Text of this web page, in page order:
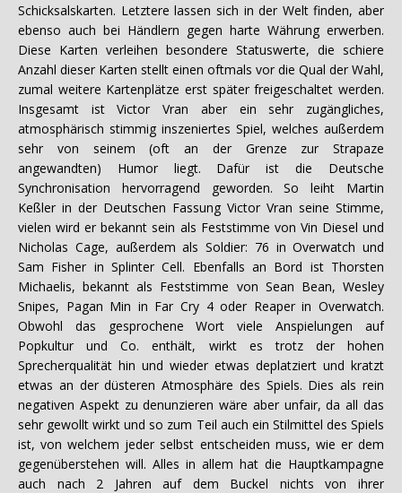
Schicksalskarten. Letztere lassen sich in der Welt finden, aber
ebenso auch bei Händlern gegen harte Währung erwerben.
Diese Karten verleihen besondere Statuswerte, die schiere
Anzahl dieser Karten stellt einen oftmals vor die Qual der Wahl,
zumal weitere Kartenplätze erst später freigeschaltet werden.
Insgesamt ist Victor Vran aber ein sehr zugängliches,
atmosphärisch stimmig inszeniertes Spiel, welches außerdem
sehr von seinem (oft an der Grenze zur Strapaze
angewandten) Humor liegt. Dafür ist die Deutsche
Synchronisation hervorragend geworden. So leiht Martin
Keßler in der Deutschen Fassung Victor Vran seine Stimme,
vielen wird er bekannt sein als Feststimme von Vin Diesel und
Nicholas Cage, außerdem als Soldier: 76 in Overwatch und
Sam Fisher in Splinter Cell. Ebenfalls an Bord ist Thorsten
Michaelis, bekannt als Feststimme von Sean Bean, Wesley
Snipes, Pagan Min in Far Cry 4 oder Reaper in Overwatch.
Obwohl das gesprochene Wort viele Anspielungen auf
Popkultur und Co. enthält, wirkt es trotz der hohen
Sprecherqualität hin und wieder etwas deplatziert und kratzt
etwas an der düsteren Atmosphäre des Spiels. Dies als rein
negativen Aspekt zu denunzieren wäre aber unfair, da all das
sehr gewollt wirkt und so zum Teil auch ein Stilmittel des Spiels
ist, von welchem jeder selbst entscheiden muss, wie er dem
gegenüberstehen will. Alles in allem hat die Hauptkampagne
auch nach 2 Jahren auf dem Buckel nichts von ihrer